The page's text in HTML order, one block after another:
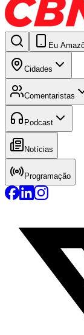
Eu
Cidades
Comentaristas
Podcast
Notícias
Programação